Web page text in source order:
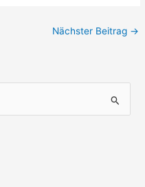
Nächster Beitrag →